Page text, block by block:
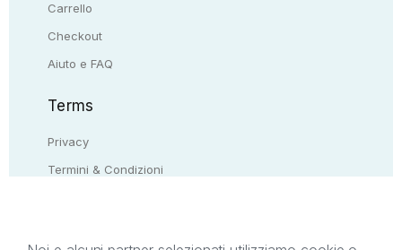
Carrello
Checkout
Aiuto e FAQ
Terms
Privacy
Termini & Condizioni